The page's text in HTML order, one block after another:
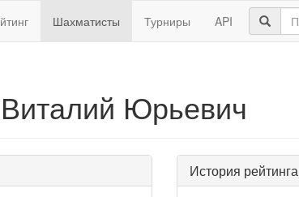
Шахматисты Турниры API
Юрьевич
История рейтинга